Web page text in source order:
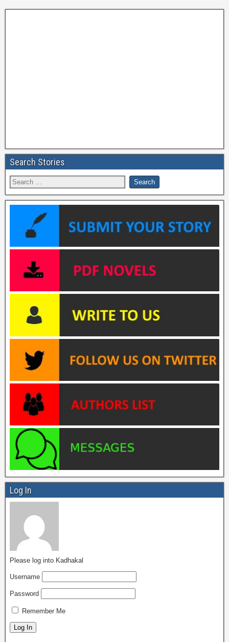
Search Stories
Log In
Please log into Kadhakal
Username
Password
Remember Me